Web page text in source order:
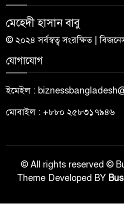
মেহেদী হাসান বাবু
© ২০২৪ সর্বস্বত্ব সংরক্ষিত |
যোগাযোগ
ইমেইল :
মোবাইল : +৮৮০ ২৫৮৩১৭৯৪৬
© All rights reserved ©
Theme Developed BY